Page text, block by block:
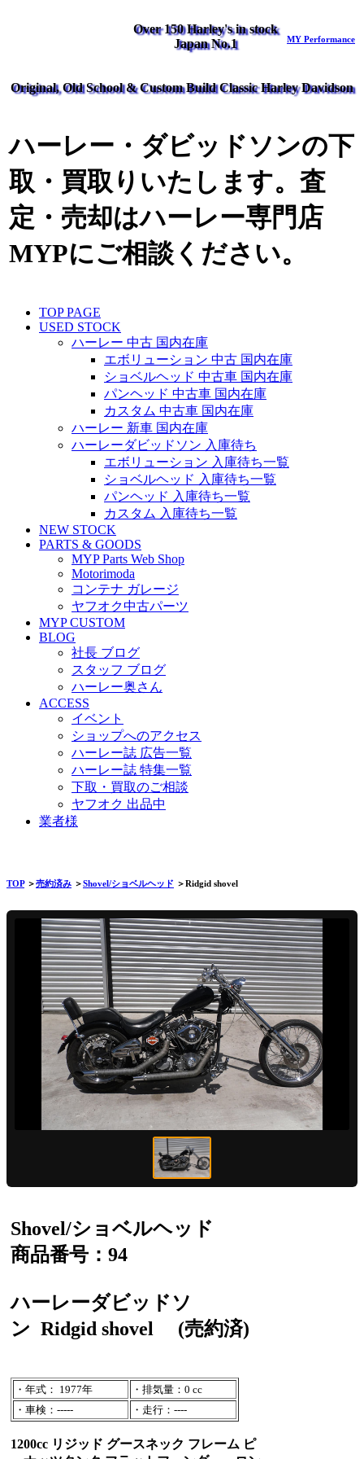
Over 150 Harley's in stock
Japan No.1
MY Performance
Original, Old School & Custom Build Classic Harley Davidson
ハーレー・ダビッドソンの下
取・買取りいたします。査
定・売却はハーレー専門店
MYPにご相談ください。
TOP PAGE
USED STOCK
ハーレー 中古 国内在庫
エボリューション 中古 国内在庫
ショベルヘッド 中古車 国内在庫
パンヘッド 中古車 国内在庫
カスタム 中古車 国内在庫
ハーレー 新車 国内在庫
ハーレーダビッドソン 入庫待ち
エボリューション 入庫待ち一覧
ショベルヘッド 入庫待ち一覧
パンヘッド 入庫待ち一覧
カスタム 入庫待ち一覧
NEW STOCK
PARTS & GOODS
MYP Parts Web Shop
Motorimoda
コンテナ ガレージ
ヤフオク中古パーツ
MYP CUSTOM
BLOG
社長 ブログ
スタッフ ブログ
ハーレー奥さん
ACCESS
イベント
ショップへのアクセス
ハーレー誌 広告一覧
ハーレー誌 特集一覧
下取・買取のご相談
ヤフオク 出品中
業者様
TOP＞売約済み ＞Shovel/ショベルヘッド ＞Ridgid shovel
Shovel/ショベルヘッド
商品番号：94
ハーレーダビッドソ
ン Ridgid shovel (売約済)
・年式： 1977年
・排気量：0 cc
・車検：-----
・走行：----
1200cc リジッド グースネック フレーム ピ